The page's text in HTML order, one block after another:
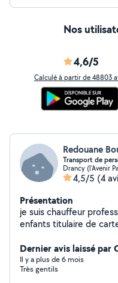
Nos
4,6/5
Calculé à partir de 48803
Redouane
Transport de
Drancy (l'Avenir
4,5/5 (4
Présentation
je suis chauffeur
enfants titulaire de
disposition. RDV .
Dernier avis laissé par
Il y a plus de 6 mois
Très gentils